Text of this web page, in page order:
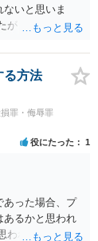
いと思いま
がトイレに入
る方法
罪・侮辱罪
役にたった 1
あった場合、プ
あるかと思われ
われますので、